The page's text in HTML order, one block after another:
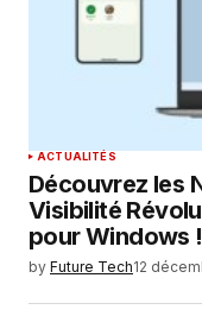
ACTUALITÉS
Découvrez les
Visibilité
pour Windows !
by Future Tech12